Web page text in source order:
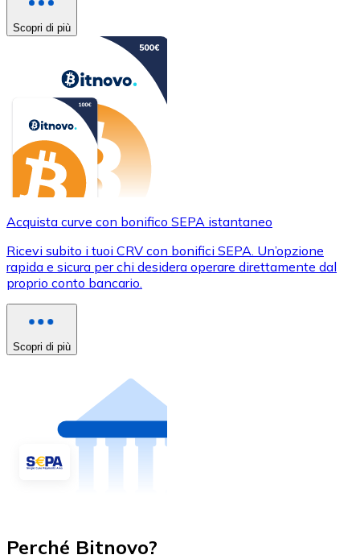
Scopri di più
Acquista curve con bonifico SEPA istantaneo
Ricevi subito i tuoi CRV con bonifici SEPA. Un’opzione
rapida e sicura per chi desidera operare direttamente dal
proprio conto bancario.
Scopri di più
Perché Bitnovo?